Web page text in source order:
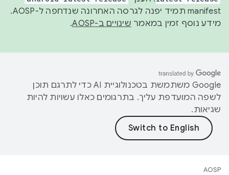
manifest תמיד יפנה לגרסה האחרונה שנדחפה ל-AOSP.
מידע נוסף זמין במאמר שינויים ב-AOSP .
‫Google משתמשת בטכנולוגיית AI כדי לתרגם תוכן
לשפה המועדפת עליך. בתרגומים כאלו עשויות להיות
שגיאות.
AOSP